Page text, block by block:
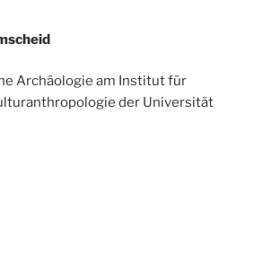
Archäologie am Institut für
der Universität